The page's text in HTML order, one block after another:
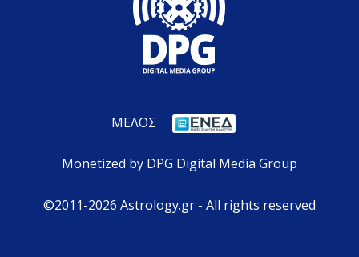
ΜΕΛΟΣ
Monetized by DPG Digital Media Group
©2011-2026 Astrology.gr - All rights reserved